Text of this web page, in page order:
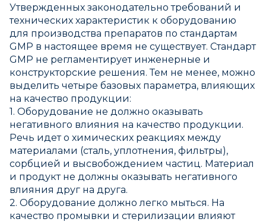
Утвержденных законодательно требований и
технических характеристик к оборудованию
для производства препаратов по стандартам
GMP в настоящее время не существует. Стандарт
GMP не регламентирует инженерные и
конструкторские решения. Тем не менее, можно
выделить четыре базовых параметра, влияющих
на качество продукции:
1. Оборудование не должно оказывать
негативного влияния на качество продукции.
Речь идет о химических реакциях между
материалами (сталь, уплотнения, фильтры),
сорбцией и высвобождением частиц. Материал
и продукт не должны оказывать негативного
влияния друг на друга.
2. Оборудование должно легко мыться. На
качество промывки и стерилизации влияют